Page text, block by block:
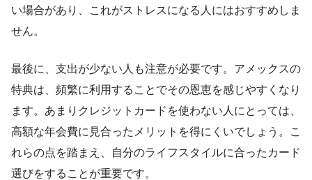
い場合があり、これがストレスになる人にはおすすめしま
せん。
最後に、支出が少ない人も注意が必要です。アメックスの
特典は、頻繁に利用することでその恩恵を感じやすくなり
ます。あまりクレジットカードを使わない人にとっては、
高額な年会費に見合ったメリットを得にくいでしょう。こ
れらの点を踏まえ、自分のライフスタイルに合ったカード
選びをすることが重要です。